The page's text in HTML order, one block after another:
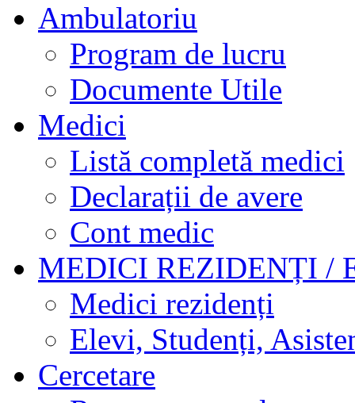
Ambulatoriu
Program de lucru
Documente Utile
Medici
Listă completă medici
Declarații de avere
Cont medic
MEDICI REZIDENȚI /
Medici rezidenți
Elevi, Studenți,
Cercetare